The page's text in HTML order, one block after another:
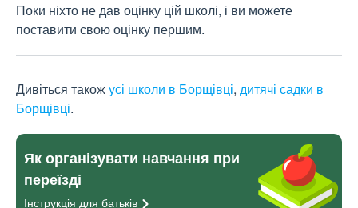
Поки ніхто не дав оцінку цій школі, і ви можете
поставити свою оцінку першим.
Дивіться такожусі школи в Борщівці, дитячі садки в
Борщівці.
Як організувати навчання при
переїзді
Інструкція для батьків